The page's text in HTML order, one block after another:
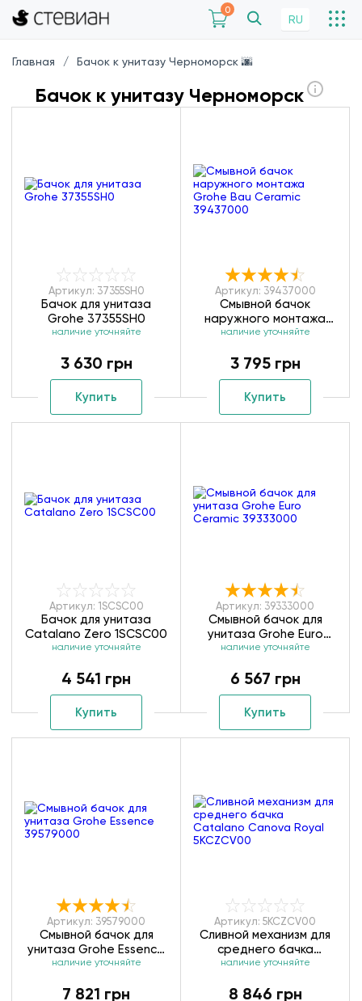
0
RU
Главная Бачок к унитазу Черноморск 🌆
Бачок к унитазу Черноморск
Артикул: 37355SH0
Бачок для унитаза
Grohe 37355SH0
наличие уточняйте
3 630 грн
Купить
Артикул: 39437000
Смывной бачок
наружного монтажа
Grohe Bau Ceramic
наличие уточняйте
3 795 грн
Купить
Артикул: 1SCSC00
Бачок для унитаза
Catalano Zero 1SCSC00
наличие уточняйте
4 541 грн
Купить
Артикул: 39333000
Смывной бачок для
унитаза Grohe Euro
Ceramic 39333000
наличие уточняйте
6 567 грн
Купить
Артикул: 39579000
Смывной бачок для
унитаза Grohe Essence
39579000
наличие уточняйте
7 821 грн
Артикул: 5KCZCV00
Сливной механизм для
среднего бачка
Catalano Canova Royal
наличие уточняйте
8 846 грн